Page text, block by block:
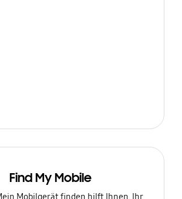
Find My Mobile
Mobilgerät finden hilft Ihnen, Ihr